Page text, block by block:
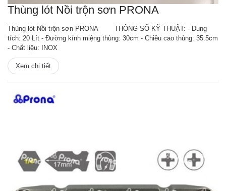
Thùng lót Nồi trộn sơn PRONA
Thùng lót Nồi trộn sơn PRONA THÔNG SỐ KỸ THUẬT: - Dung
tích: 20 Lít - Đường kính miệng thùng: 30cm - Chiều cao thùng: 35.5cm
- Chất liệu: INOX
Xem chi tiết